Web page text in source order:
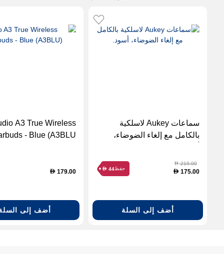
سماعات Aukey لاسلكية
بالكامل مع إلغاء الضوضاء،
D219.00
D 175.00 حفظ D 44
أضف إلى السلة
A3 True Wireless
- Blue (A3BLU)
D 179.00
أضف إلى